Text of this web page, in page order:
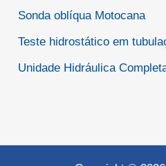
Sonda oblíqua Motocana
Teste hidrostático em
Unidade Hidráulica